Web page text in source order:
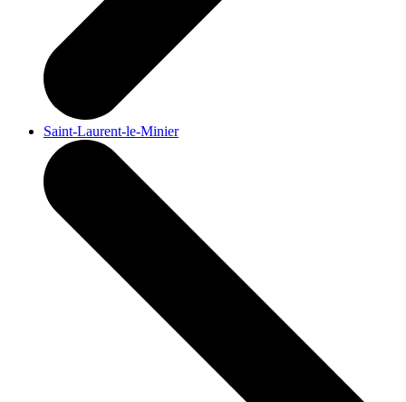
Saint-Laurent-le-Minier